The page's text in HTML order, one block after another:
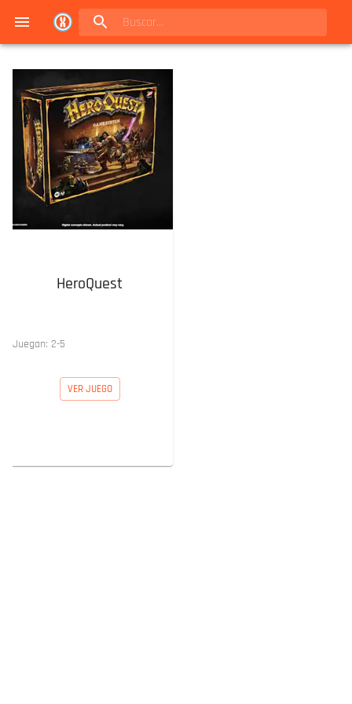
HeroQuest
Juegan: 2-5
VER JUEGO
Navigated to Juegos de mesa en Buenos Aires | Conexión Berlín - Catálogo